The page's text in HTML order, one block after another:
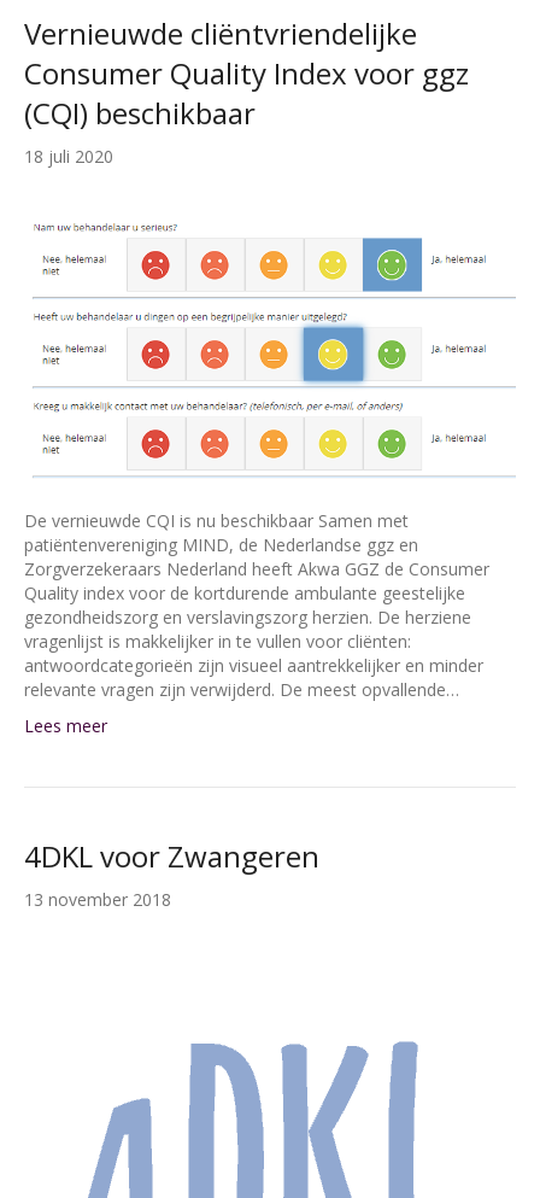
Vernieuwde cliëntvriendelijke
Consumer Quality Index voor ggz
(CQI) beschikbaar
18 juli 2020
De vernieuwde CQI is nu beschikbaar Samen met
patiëntenvereniging MIND, de Nederlandse ggz en
Zorgverzekeraars Nederland heeft Akwa GGZ de Consumer
Quality index voor de kortdurende ambulante geestelijke
gezondheidszorg en verslavingszorg herzien. De herziene
vragenlijst is makkelijker in te vullen voor cliënten:
antwoordcategorieën zijn visueel aantrekkelijker en minder
relevante vragen zijn verwijderd. De meest opvallende…
Lees meer
4DKL voor Zwangeren
13 november 2018